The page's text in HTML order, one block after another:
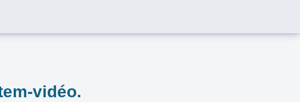
vidéo.